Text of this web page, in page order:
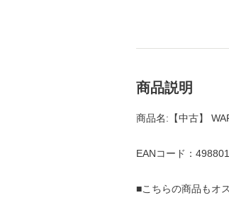
商品説明
商品名:【中古】
EANコード：
■こちらの商品もオ